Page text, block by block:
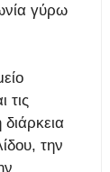
γύρω
τις
την